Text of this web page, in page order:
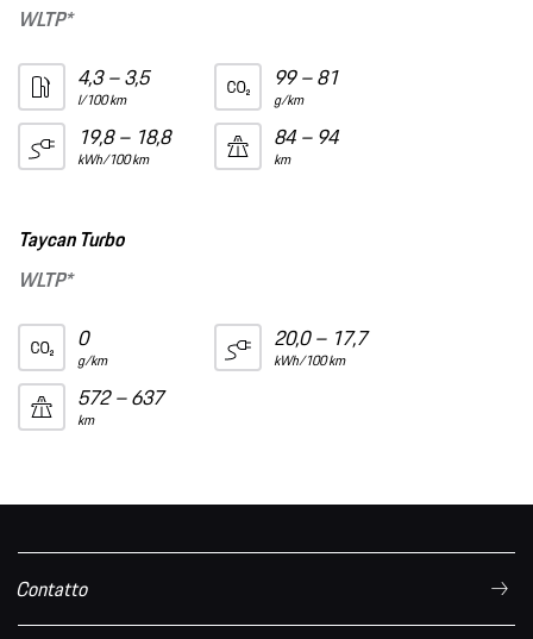
WLTP*
4,3 – 3,5
l/100 km
99 – 81
g/km
19,8 – 18,8
kWh/100 km
84 – 94
km
Taycan Turbo
WLTP*
0
g/km
20,0 – 17,7
kWh/100 km
572 – 637
km
Contatto